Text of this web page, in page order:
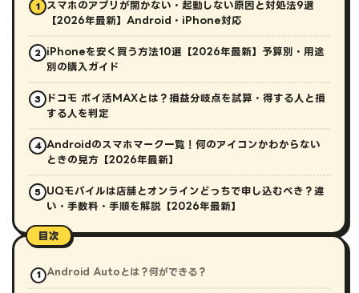
1
スマホのアプリが開かない・起動しない原因と対処法9選
【2026年最新】Android・iPhone対応
2
iPhoneを安く買う方法10選【2026年最新】予算別・用途
別の購入ガイド
3
ドコモ ポイ活MAXとは？損益分岐点を試算・得する人と損
する人を判定
4
Androidのスマホマーク一覧！何のアイコンかわからない
ときの見方【2026年最新】
5
UQモバイルは店舗とオンラインどっちで申し込むべき？違
い・手数料・手順を解説【2026年最新】
目次
Android Autoとは？何ができる？